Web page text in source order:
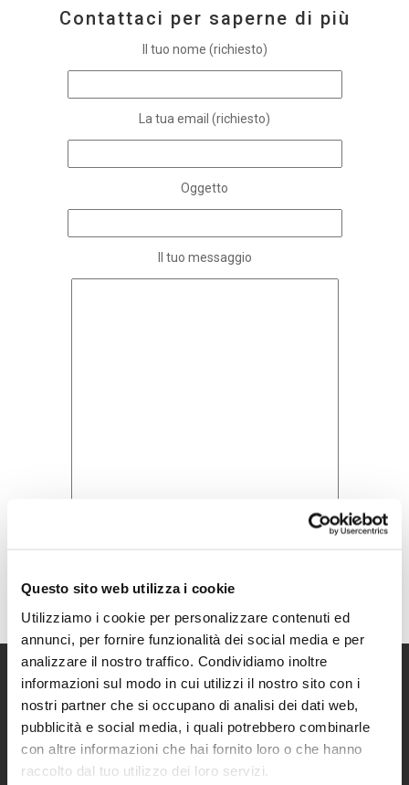
Questo sito web utilizza i cookie
Utilizziamo i cookie per personalizzare contenuti ed
annunci, per fornire funzionalità dei social media e per
analizzare il nostro traffico. Condividiamo inoltre
informazioni sul modo in cui utilizzi il nostro sito con i
nostri partner che si occupano di analisi dei dati web,
pubblicità e social media, i quali potrebbero combinarle
con altre informazioni che hai fornito loro o che hanno
raccolto dal tuo utilizzo dei loro servizi.
Contattaci per saperne di più
Il tuo nome (richiesto)
La tua email (richiesto)
Oggetto
Il tuo messaggio